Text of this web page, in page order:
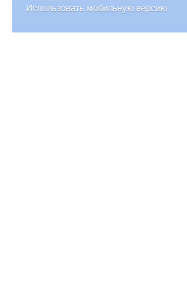
Использовать мобильную версию